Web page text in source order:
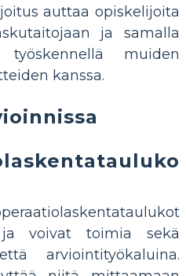
auttaa opiskelijoita
ja samalla
muiden
kanssa.
voivat toimia sekä
arviointityökaluina.